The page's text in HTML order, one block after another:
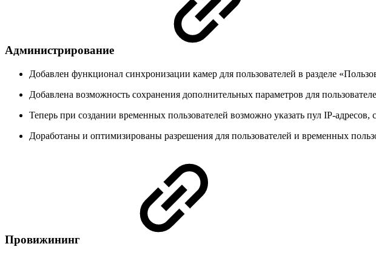
Администрирование
Добавлен функционал синхронизации камер для пользователей в разделе
Добавлена возможность сохранения дополнительных параметров для
Теперь при создании временных пользователей возможно указать пул IP-
Доработаны и оптимизированы разрешения для пользователей и временных
Провижининг